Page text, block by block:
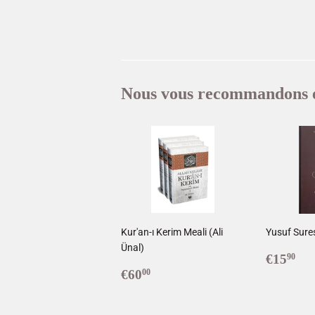
Nous vous recommandons
Kur'an-ı Kerim Meali (Ali
Ünal)
Prix
€6000
Yusuf
Prix
€1590